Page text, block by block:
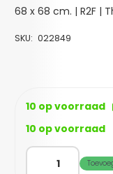
68 x 68 cm. | R2F |
SKU: 022849
10 op voorraad
10 op voorraad
HQ